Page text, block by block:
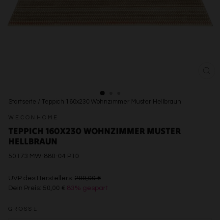
Startseite / Teppich 160x230 Wohnzimmer Muster Hellbraun
WECONHOME
TEPPICH 160X230 WOHNZIMMER MUSTER
HELLBRAUN
50173 MW-880-04 P10
UVP des Herstellers: 299,00 €€299,00
Dein Preis: 50,00 € 83% gespart
GRÖSSE